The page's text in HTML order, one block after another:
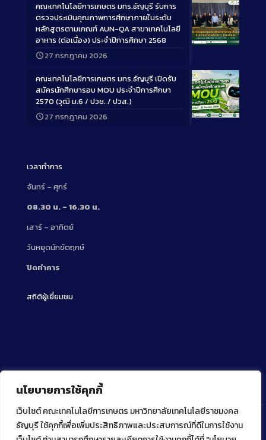
นโยบายการใช้คุกกี้
เว็บไซต์ คณะเทคโนโลยีการเกษตร มหาวิทยาลัยเทคโนโลยีราชมงคล
ธัญบุรี ใช้คุกกี้เพื่อเพิ่มประสิทธิภาพและประสบการณ์ที่ดีในการใช้งาน
Long
คณะเทคโนโลยีการเกษตร มทร.ธัญบุรี รับการ
ตรวจประเมินคุณภาพการศึกษาภายในระดับ
หลักสูตรตามเกณฑ์ AUN-QA สาขาเทคโนโลยี
อาหาร (ต่อเนื่อง) ประจำปีการศึกษา 2568
27 กรกฎาคม 2026
Long
คณะเทคโนโลยีการเกษตร มทร.ธัญบุรี เปิดรับ
สมัครนักศึกษารอบ MOU ประจำปีการศึกษา
2570 (วุฒิ ม.6 / ปวช. / ปวส.)
27 กรกฎาคม 2026
เวลาทำการ
จันทร์ – ศุกร์
08.30 น. – 16.30 น.
เสาร์ – อาทิตย์
วันหยุดนักขัตฤกษ์
ปิดทำการ
สถิติผู้เยี่ยมชม